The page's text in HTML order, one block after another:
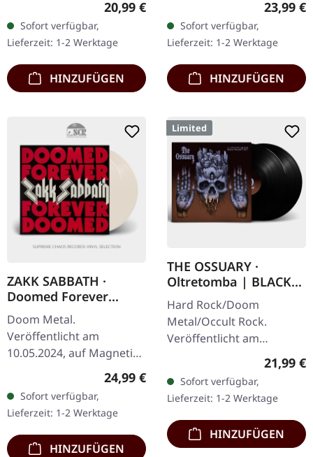
Vinyl. Lustre kehren mit
ihrem achten
Studioalbum "A Thirst
for…
Regulärer Preis:
20,99 €
Sofort verfügbar,
Lieferzeit: 1-2 Werktage
HINZUFÜGEN
Gatefold-Cover. Das dritte
Album von Bethlehem,
"S.U.i.Z.i…
23,99 €
Sofort verfügbar,
Lieferzeit: 1-2 Werktage
HINZUFÜGEN
ZAKK SABBATH ·
Doomed Forever
Forever Doomed |
CREAM WHITE 2LP
Doom Metal.
Veröffentlicht am
10.05.2024, auf Magnetic
Eye Records. Creme-
weißes Doppel-Vinyl im
Gatefold-Cover mit
gefütterten Innenhüllen
und…
Regulärer Preis:
24,99 €
Sofort verfügbar,
Lieferzeit: 1-2 Werktage
HINZUFÜGEN
Limited
THE OSSUARY ·
Oltretomba | BLACK
2LP
Hard Rock/Doom
Metal/Occult Rock.
Veröffentlicht am
12.11.2021, auf Supreme
Schwarzes Doppel-Vinyl
im Gatefold-Cover mit
bedrucktem…
21,99 €
Sofort verfügbar,
Lieferzeit: 1-2 Werktage
HINZUFÜGEN